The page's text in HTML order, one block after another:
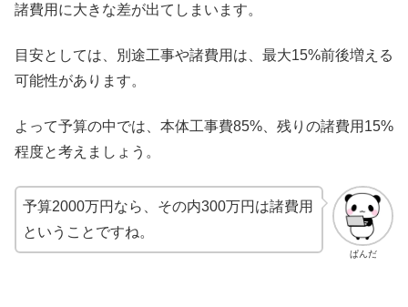
諸費用に大きな差が出てしまいます。
目安としては、別途工事や諸費用は、最大15%前後増える
可能性があります。
よって予算の中では、本体工事費85%、残りの諸費用15%
程度と考えましょう。
ぱんだ
予算2000万円なら、その内300万円は諸費用
ということですね。